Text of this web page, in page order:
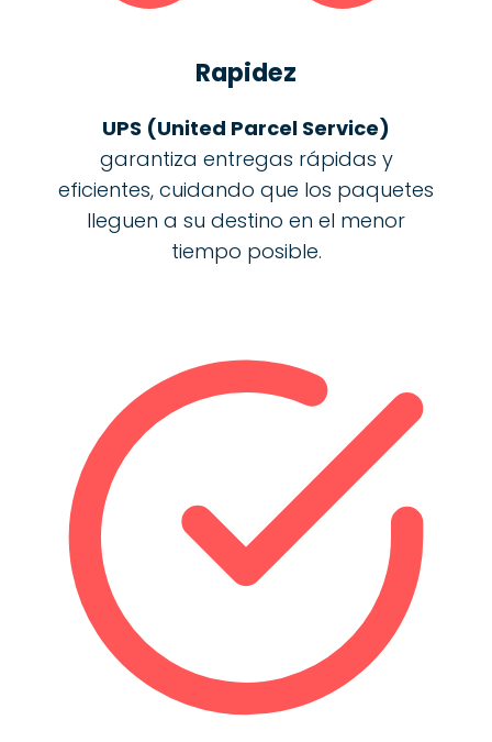
Rapidez
UPS (United Parcel Service)
garantiza entregas rápidas y
eficientes, cuidando que los paquetes
lleguen a su destino en el menor
tiempo posible.